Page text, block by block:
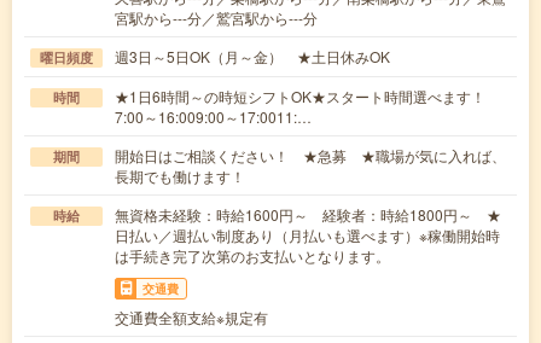
宮駅から---分／鷲宮駅から---分
曜日頻度 週3日～5日OK（月～金） ★土日休みOK
時間
★1日6時間～の時短シフトOK★スタート時間選べます！
7:00～16:009:00～17:0011:…
期間
開始日はご相談ください！ ★急募 ★職場が気に入れば、
長期でも働けます！
時給
無資格未経験：時給1600円～ 経験者：時給1800円～ ★
日払い／週払い制度あり（月払いも選べます）※稼働開始時
は手続き完了次第のお支払いとなります。
交通費
交通費全額支給※規定有